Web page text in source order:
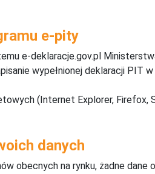
e-pity
e-deklaracje.gov.pl
wypełnionej deklaracji PIT w
(Internet Explorer, Firefox,
danych
obecnych na rynku, żadne dane